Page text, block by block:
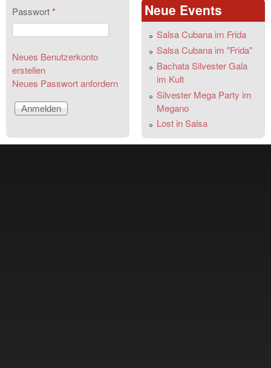
Passwort*
Neues Benutzerkonto
erstellen
Neues Passwort anfordern
Neue Events
Salsa Cubana im Frida
Salsa Cubana im "Frida"
Bachata Silvester Gala
im Kult
Silvester Mega Party im
Megano
Lost in Salsa